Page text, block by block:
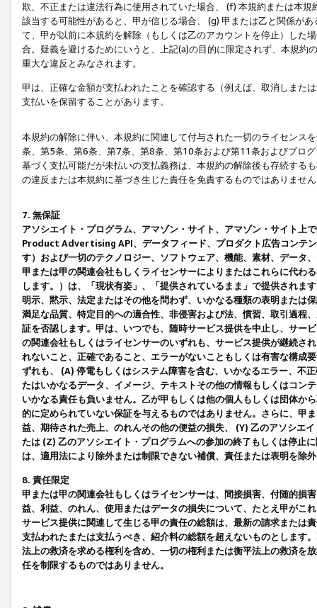
欺、不正または違法行為に使用されていた場合、 (f) 本規約または本
該当する可能性があると、甲が信じる場合、 (g) 甲または乙と関係が
て、甲が以前に本規約を解除（もしくは乙のアカウントを停止）した
合。疑義を避けるためにいうと、上記(a)の目的に限定されず、本規
重大な違反とみなされます。
甲は、正確な金額が支払われたことを確認する（例えば、取消しまた
支払いを保留することがあります。
本規約の解除に伴い、本規約に関連して付与された一切のライセンス
条、第5条、第6条、第7条、第8条、第10条および第11条およびプロ
基づく支払可能だが未払いの支払義務は、本規約の解除後も存続する
の違反または本規約に基づき生じた責任を免責するものではありませ
7. 無保証
アソシエイト・プログラム、アマゾン・サイト、アマゾン・サイト上
Product Advertising API、データフィード、プロダクト広告コンテ
す）および一切のテクノロジー、ソフトウェア、機能、素材、データ
甲または甲の関連会社もしくライセンサーによりまたはこれらに代わ
します。）は、「現状有姿」、「提供されているまま」で提供されま
明示、黙示、法定またはその他を問わず、いかなる種類の表明または
満足な品質、特定目的への適合性、非侵害および法、慣習、取引過程
証を否認します。甲は、いつでも、随時サービス提供を中止し、サー
の関連会社もしくはライセンサーのいずれも、サービス提供が継続さ
れないこと、正確であること、エラーがないこともしくは有害な構成
ずれも、 (A) 停電もしくはシステム障害を含む、いかなるエラー、不
たはいかなるデータ、イメージ、テキストその他の情報もしくはコン
いかなる責任も負いません。乙が甲もしくは他の個人もしくは団体か
的に定められていない保証を与えるものではありません。さらに、甲
益、期待された売上、のれんその他の便益の損失、 (Y) 乙のアソシエ
たは (Z) 乙のアソシエイト・プログラムへの参加の終了もしくは停止
は、適用法により除外または制限できない補償、責任または表明を除
8. 責任限定
甲または甲の関連会社もしくはライセンサーは、間接損害、付随的損
益、利益、のれん、使用またはデータの損失について、たとえ甲がこ
サービス提供に関連して生じる甲の責任の総額は、最新の請求または
支払われたまたは支払うべき、紹介料の総額を超えないものとします
法上の救済を求める権利を含め、一切の権利または衡平法上の救済を
任を制限するものではありません。